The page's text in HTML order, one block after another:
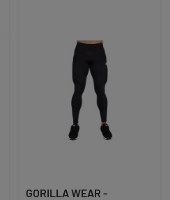
GORILLA WEAR -